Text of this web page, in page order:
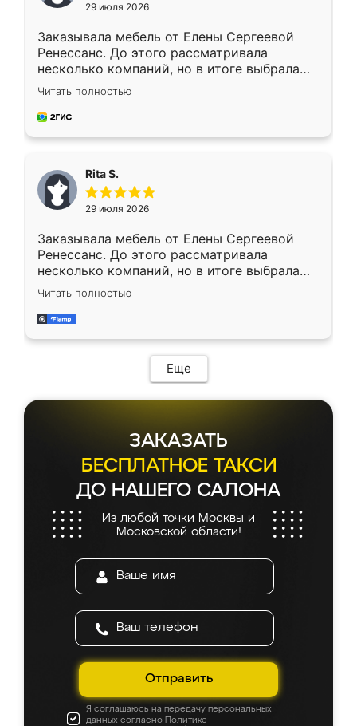
29 июля 2026
Заказывала мебель от Елены Сергеевой
Ренессанс. До этого рассматривала
несколько компаний, но в итоге выбрала
эту. Сначала обговорили условия, потом
приехал замерщик, всё спокойно объяснил
и снял размеры. Изготовили в срок, с
каких-либо доработок. Качеством осталась
довольна, все выглядит так, как и ожидала.
Читать полностью
Rita S.
29 июля 2026
Заказывала мебель от Елены Сергеевой
Ренессанс. До этого рассматривала
несколько компаний, но в итоге выбрала
эту. Сначала обговорили условия, потом
приехал замерщик, всё спокойно объяснил
и снял размеры. Изготовили в срок, с
мебель сразу встала на свое место без
каких-либо доработок. Качеством осталась
довольна, все выглядит так, как и ожидала.
Читать полностью
Еще
ЗАКАЗАТЬ
БЕСПЛАТНОЕ ТАКСИ
ДО НАШЕГО САЛОНА
Из любой точки Москвы и
Московской области!
Отправить
Я соглашаюсь на передачу персональных
данных согласно Политике